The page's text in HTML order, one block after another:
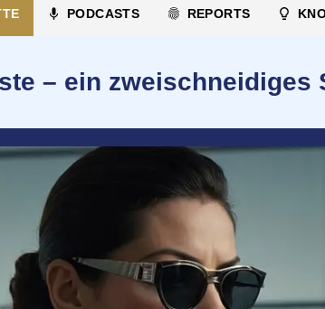
PODCASTS REPORTS
– ein zweischneidiges